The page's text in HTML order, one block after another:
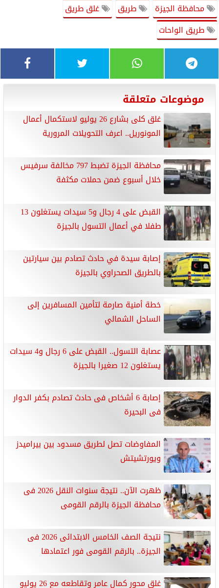
محافظة الجيزة طريق
غلق طريق
طريق الواحات
موضوعات متعلقة
غلق كلى بشارع 26 يوليو لاستكمال أعمال
المونوريل.. اعرف التحويلات المرورية
محافظة الجيزة تضبط 797 مخالفة سرفيس
خلال أسبوع ضمن حملات مكثفة
القبض على 4 رجال و5 سيدات يستغلون 13
طفلا في أعمال التسول بالجيزة
إصابة سيدة في حادث تصادم بين سيارتين
بالطريق الصحراوي بالجيزة
خطة أمنية صارمة لتأمين المسافرين إلى
الساحل الشمالي
عصابة التسول.. القبض على 6 رجال و4 سيدات
يستغلون 12 صغيرا بالجيزة
إصابة 6 أشخاص فى حادث تصادم بكفر الدوار
فى البحيرة
المفاوضات تصل لطريق مسدود بين بيراميدز
ويورتشيتش
ظهرت الآن.. نتيجة سنوات النقل 2026 فى
محافظة الجيزة بالرقم القومى
نتيجة الصف الخامس الابتدائى 2026 فى
الجيزة.. بالرقم القومى فور اعتمادها
غلق محور كمال عامر وتقاطعه مع 26 يوليو